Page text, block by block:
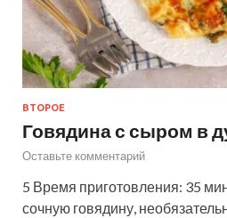
ВТОРОЕ
Говядина с сыром в
Оставьте комментарий
5 Время приготовления: 35
сочную говядину,